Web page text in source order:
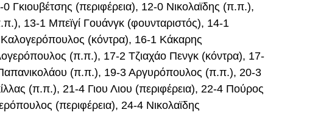
(περιφέρεια), 12-0 Νικολαϊδης (π.π.),
13-1 Μπεϊγί Γουάνγκ (φουνταριστός), 14-1
(κόντρα), 16-1 Κάκαρης
(π.π.), 17-2 Τζιαχάο Πενγκ (κόντρα), 17-
(π.π.), 19-3 Αργυρόπουλος (π.π.), 20-3
(π.π.), 21-4 Γιου Λιου (περιφέρεια), 22-4 Πούρος
(περιφέρεια), 24-4 Νικολαϊδης